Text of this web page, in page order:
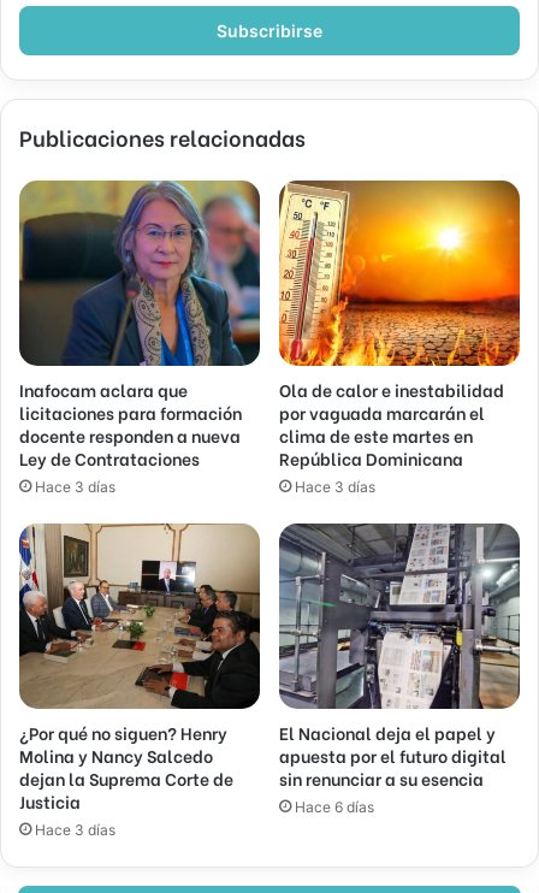
correo
Publicaciones relacionadas
Inafocam aclara que
licitaciones para formación
docente responden a nueva
Ley de Contrataciones
Hace 3 días
Ola de calor e inestabilidad
por vaguada marcarán el
clima de este martes en
República Dominicana
Hace 3 días
¿Por qué no siguen? Henry
Molina y Nancy Salcedo
dejan la Suprema Corte de
Justicia
Hace 3 días
El Nacional deja el papel y
apuesta por el futuro digital
sin renunciar a su esencia
Hace 6 días